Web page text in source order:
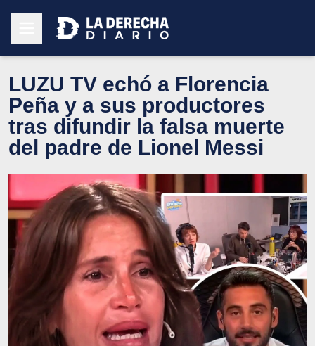
LUZU TV echó a Florencia
Peña y a sus productores
tras difundir la falsa muerte
del padre de Lionel Messi